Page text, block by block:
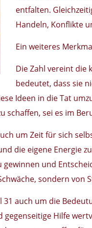
entfalten.
Handeln, Konflikte
Ein weiteres
Die Zahl vereint die
bedeutet, dass sie
Ideen in die Tat
schaffen, sei es im
um Zeit für sich
die eigene Energie
und
sondern von
31 auch um die
Hilfe